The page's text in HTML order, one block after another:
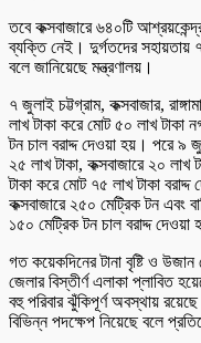
তবে কক্সবাজারে ৬৪০টি
ব্যক্তি নেই। দুর্গতদের সহায়তায়
বলে জানিয়েছে মন্ত্রণালয়।
৭ জুলাই চট্টগ্রাম, কক্সবাজার,
লাখ টাকা করে মোট ৫০ লাখ টাকা
টন চাল বরাদ্দ দেওয়া হয়। পরে ৯
২৫ লাখ টাকা, কক্সবাজারে ২০ লাখ
টাকা করে মোট ৭৫ লাখ টাকা
কক্সবাজারে ২৫০ মেট্রিক টন এবং
১৫০ মেট্রিক টন চাল বরাদ্দ দেওয়া
গত কয়েকদিনের টানা বৃষ্টি ও উজান
জেলার বিস্তীর্ণ এলাকা প্লাবিত
বহু পরিবার ঝুঁকিপূর্ণ অবস্থায়
বিভিন্ন পদক্ষেপ নিয়েছে বলে